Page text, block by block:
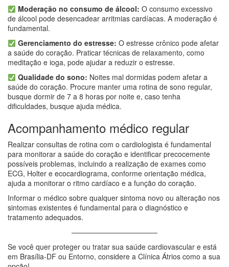
Moderação no consumo de álcool: O consumo excessivo
de álcool pode desencadear arritmias cardíacas. A moderação é
fundamental.
Gerenciamento do estresse: O estresse crônico pode afetar
a saúde do coração. Praticar técnicas de relaxamento, como
meditação e ioga, pode ajudar a reduzir o estresse.
Qualidade do sono: Noites mal dormidas podem afetar a
saúde do coração. Procure manter uma rotina de sono regular,
busque dormir de 7 a 8 horas por noite e, caso tenha
dificuldades, busque ajuda médica.
Acompanhamento médico regular
Realizar consultas de rotina com o cardiologista é fundamental
para monitorar a saúde do coração e identificar precocemente
possíveis problemas, incluindo a realização de exames como
ECG, Holter e ecocardiograma, conforme orientação médica,
ajuda a monitorar o ritmo cardíaco e a função do coração.
Informar o médico sobre qualquer sintoma novo ou alteração nos
sintomas existentes é fundamental para o diagnóstico e
tratamento adequados.
————————————
Se você quer proteger ou tratar sua saúde cardiovascular e está
em Brasília-DF ou Entorno, considere a Clínica Átrios como a sua